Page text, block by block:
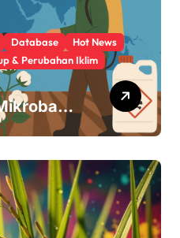
Database
Hot News
& Perubahan Iklim